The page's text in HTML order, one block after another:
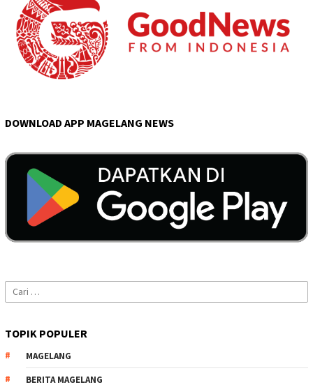
DOWNLOAD APP MAGELANG NEWS
Cari
untuk:
TOPIK POPULER
MAGELANG
BERITA MAGELANG